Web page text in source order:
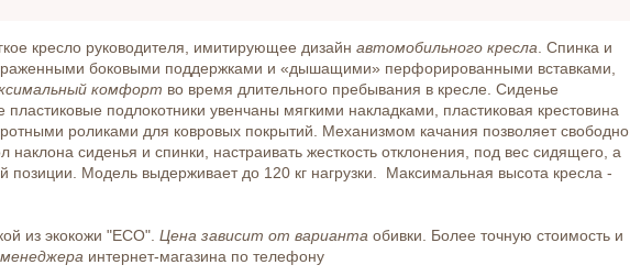
кресло руководителя, имитирующее дизайн автомобильного кресла . Спинка и
боковыми поддержками и «дышащими» перфорированными вставками,
комфорт во время длительного пребывания в кресле. Сиденье
подлокотники увенчаны мягкими накладками, пластиковая крестовина
роликами для ковровых покрытий. Механизмом качания позволяет свободно
наклона сиденья и спинки, настраивать жесткость отклонения, под вес сидящего, а
позиции. Модель выдерживает до 120 кг нагрузки. Максимальная высота кресла -
из экокожи "ЕСО". Цена зависит от варианта обивки. Более точную стоимость и
интернет-магазина по телефону